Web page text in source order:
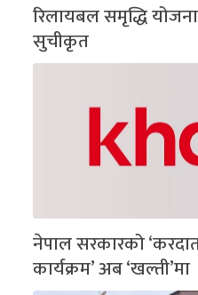
रिलायबल समृद्धि
सुचीकृत
नेपाल सरकारको
कार्यक्रम’ अब ‘खल्ती’मा